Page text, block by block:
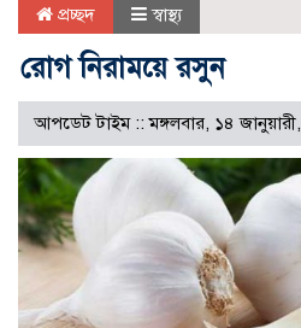
প্রচ্ছদ স্বাস্থ্য
রোগ নিরাময়ে রসুন
আপডেট টাইম :: মঙ্গলবার, ১৪